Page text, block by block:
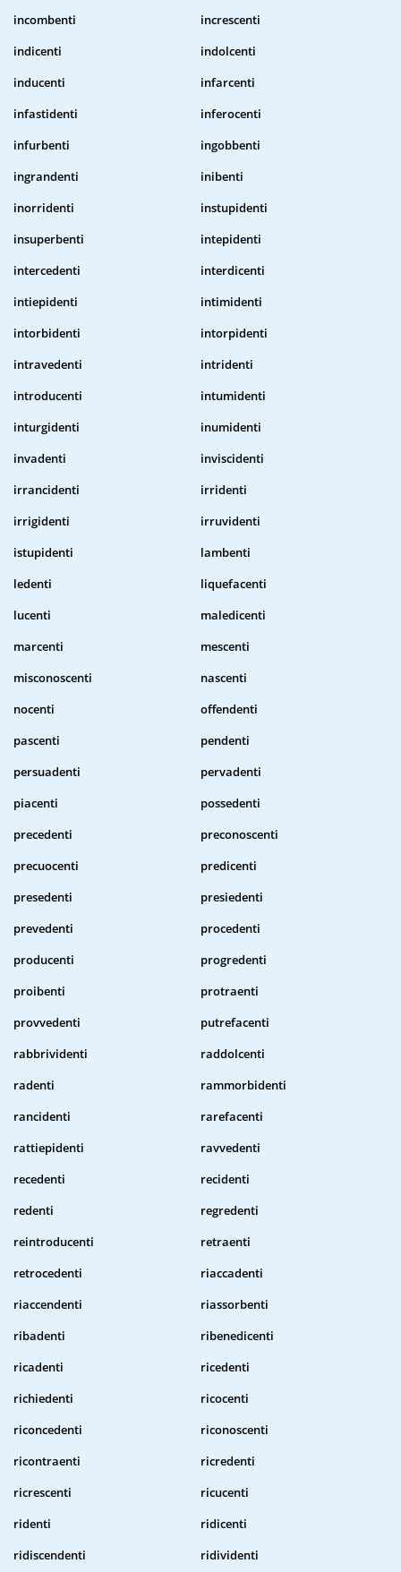
incombenti
increscenti
indicenti
indolcenti
inducenti
infarcenti
infastidenti
inferocenti
infurbenti
ingobbenti
ingrandenti
inibenti
inorridenti
instupidenti
insuperbenti
intepidenti
intercedenti
interdicenti
intiepidenti
intimidenti
intorbidenti
intorpidenti
intravedenti
intridenti
introducenti
intumidenti
inturgidenti
inumidenti
invadenti
inviscidenti
irrancidenti
irridenti
irrigidenti
irruvidenti
istupidenti
lambenti
ledenti
liquefacenti
lucenti
maledicenti
marcenti
mescenti
misconoscenti
nascenti
nocenti
offendenti
pascenti
pendenti
persuadenti
pervadenti
piacenti
possedenti
precedenti
preconoscenti
precuocenti
predicenti
presedenti
presiedenti
prevedenti
procedenti
producenti
progredenti
proibenti
protraenti
provvedenti
putrefacenti
rabbrividenti
raddolcenti
radenti
rammorbidenti
rancidenti
rarefacenti
rattiepidenti
ravvedenti
recedenti
recidenti
redenti
regredenti
reintroducenti
retraenti
retrocedenti
riaccadenti
riaccendenti
riassorbenti
ribadenti
ribenedicenti
ricadenti
ricedenti
richiedenti
ricocenti
riconcedenti
riconoscenti
ricontraenti
ricredenti
ricrescenti
ricucenti
ridenti
ridicenti
ridiscendenti
ridividenti